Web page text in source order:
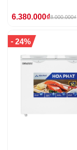
6.380.000₫8.000.000₫
-24%